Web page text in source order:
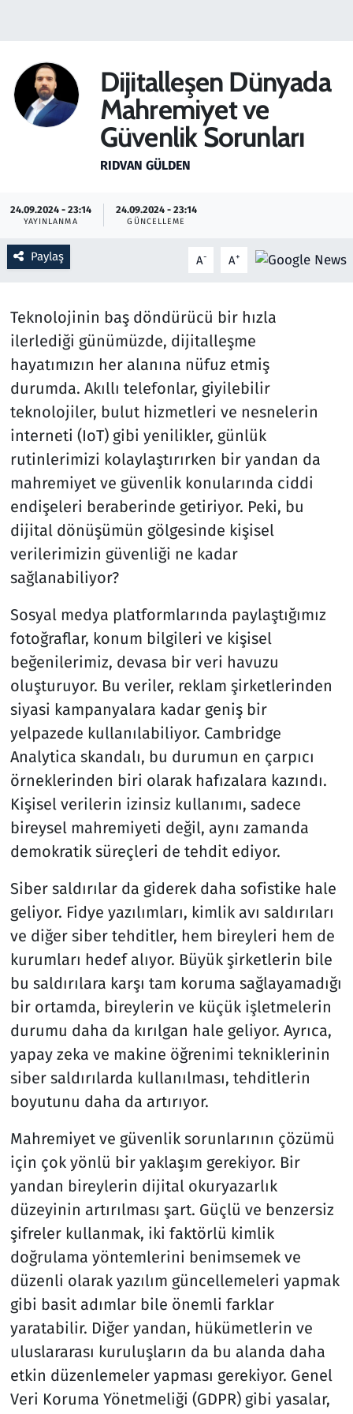
Dijitalleşen Dünyada
Mahremiyet ve
Güvenlik Sorunları
RIDVAN GÜLDEN
24.09.2024 - 23:14
YAYINLANMA
24.09.2024 - 23:14
GÜNCELLEME
Paylaş A- A+
Teknolojinin baş döndürücü bir hızla
ilerlediği günümüzde, dijitalleşme
hayatımızın her alanına nüfuz etmiş
durumda. Akıllı telefonlar, giyilebilir
teknolojiler, bulut hizmetleri ve nesnelerin
interneti (IoT) gibi yenilikler, günlük
rutinlerimizi kolaylaştırırken bir yandan da
mahremiyet ve güvenlik konularında ciddi
endişeleri beraberinde getiriyor. Peki, bu
dijital dönüşümün gölgesinde kişisel
verilerimizin güvenliği ne kadar
sağlanabiliyor?
Sosyal medya platformlarında paylaştığımız
fotoğraflar, konum bilgileri ve kişisel
beğenilerimiz, devasa bir veri havuzu
oluşturuyor. Bu veriler, reklam şirketlerinden
siyasi kampanyalara kadar geniş bir
yelpazede kullanılabiliyor. Cambridge
Analytica skandalı, bu durumun en çarpıcı
örneklerinden biri olarak hafızalara kazındı.
Kişisel verilerin izinsiz kullanımı, sadece
bireysel mahremiyeti değil, aynı zamanda
demokratik süreçleri de tehdit ediyor.
Siber saldırılar da giderek daha sofistike hale
geliyor. Fidye yazılımları, kimlik avı saldırıları
ve diğer siber tehditler, hem bireyleri hem de
kurumları hedef alıyor. Büyük şirketlerin bile
bu saldırılara karşı tam koruma sağlayamadığı
bir ortamda, bireylerin ve küçük işletmelerin
durumu daha da kırılgan hale geliyor. Ayrıca,
yapay zeka ve makine öğrenimi tekniklerinin
siber saldırılarda kullanılması, tehditlerin
boyutunu daha da artırıyor.
Mahremiyet ve güvenlik sorunlarının çözümü
için çok yönlü bir yaklaşım gerekiyor. Bir
yandan bireylerin dijital okuryazarlık
düzeyinin artırılması şart. Güçlü ve benzersiz
şifreler kullanmak, iki faktörlü kimlik
doğrulama yöntemlerini benimsemek ve
düzenli olarak yazılım güncellemeleri yapmak
gibi basit adımlar bile önemli farklar
yaratabilir. Diğer yandan, hükümetlerin ve
uluslararası kuruluşların da bu alanda daha
etkin düzenlemeler yapması gerekiyor. Genel
Veri Koruma Yönetmeliği (GDPR) gibi yasalar,
Haber
Kültür Sanat
Kurumsal Haberler
Memur ve Kamu
Otomobil
Oyun
Ramazan
Resmi İlanlar
Rüya Tabirleri
Sağlık
Savunma Sanayi
Seçim 2023
Teknoloji ve Bilim
Televizyon